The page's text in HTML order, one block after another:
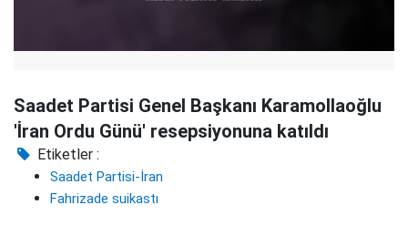
Saadet Partisi Genel Başkanı Karamollaoğlu
'İran Ordu Günü' resepsiyonuna katıldı
Etiketler :
Saadet Partisi-İran
Fahrizade suikastı